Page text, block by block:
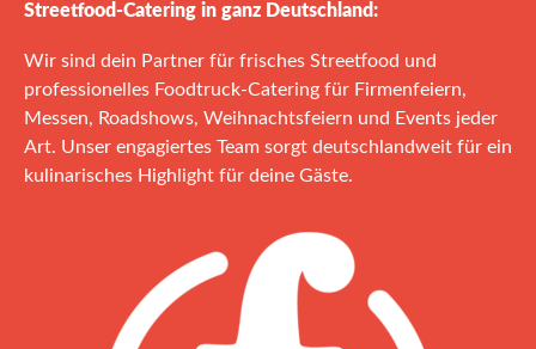
Streetfood‑Catering in ganz Deutschland:
Wir sind dein Partner für frisches Streetfood und
professionelles Foodtruck‑Catering für Firmenfeiern,
Messen, Roadshows, Weihnachtsfeiern und Events jeder
Art. Unser engagiertes Team sorgt deutschlandweit für ein
kulinarisches Highlight für deine Gäste.